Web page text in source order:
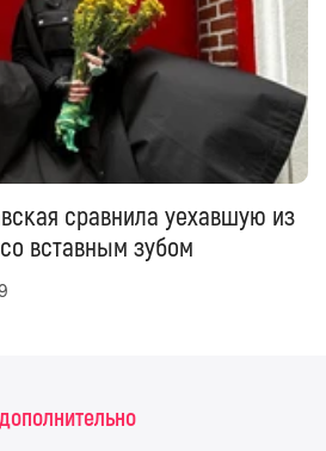
сравнила уехавшую из
вставным зубом
дополнительно